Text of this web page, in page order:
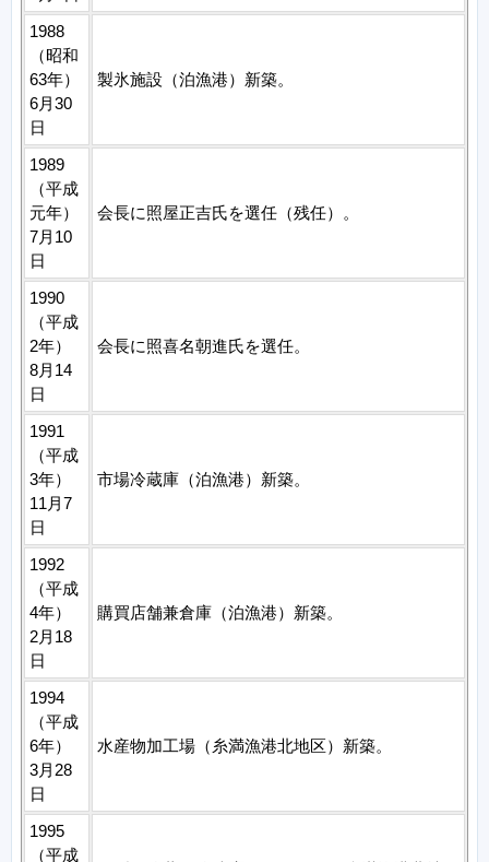
1988
（昭和
63年）
6月30
日
製氷施設（泊漁港）新築。
1989
（平成
元年）
7月10
日
会長に照屋正吉氏を選任（残任）。
1990
（平成
2年）
8月14
日
会長に照喜名朝進氏を選任。
1991
（平成
3年）
11月7
日
市場冷蔵庫（泊漁港）新築。
1992
（平成
4年）
2月18
日
購買店舗兼倉庫（泊漁港）新築。
1994
（平成
6年）
3月28
日
水産物加工場（糸満漁港北地区）新築。
1995
（平成